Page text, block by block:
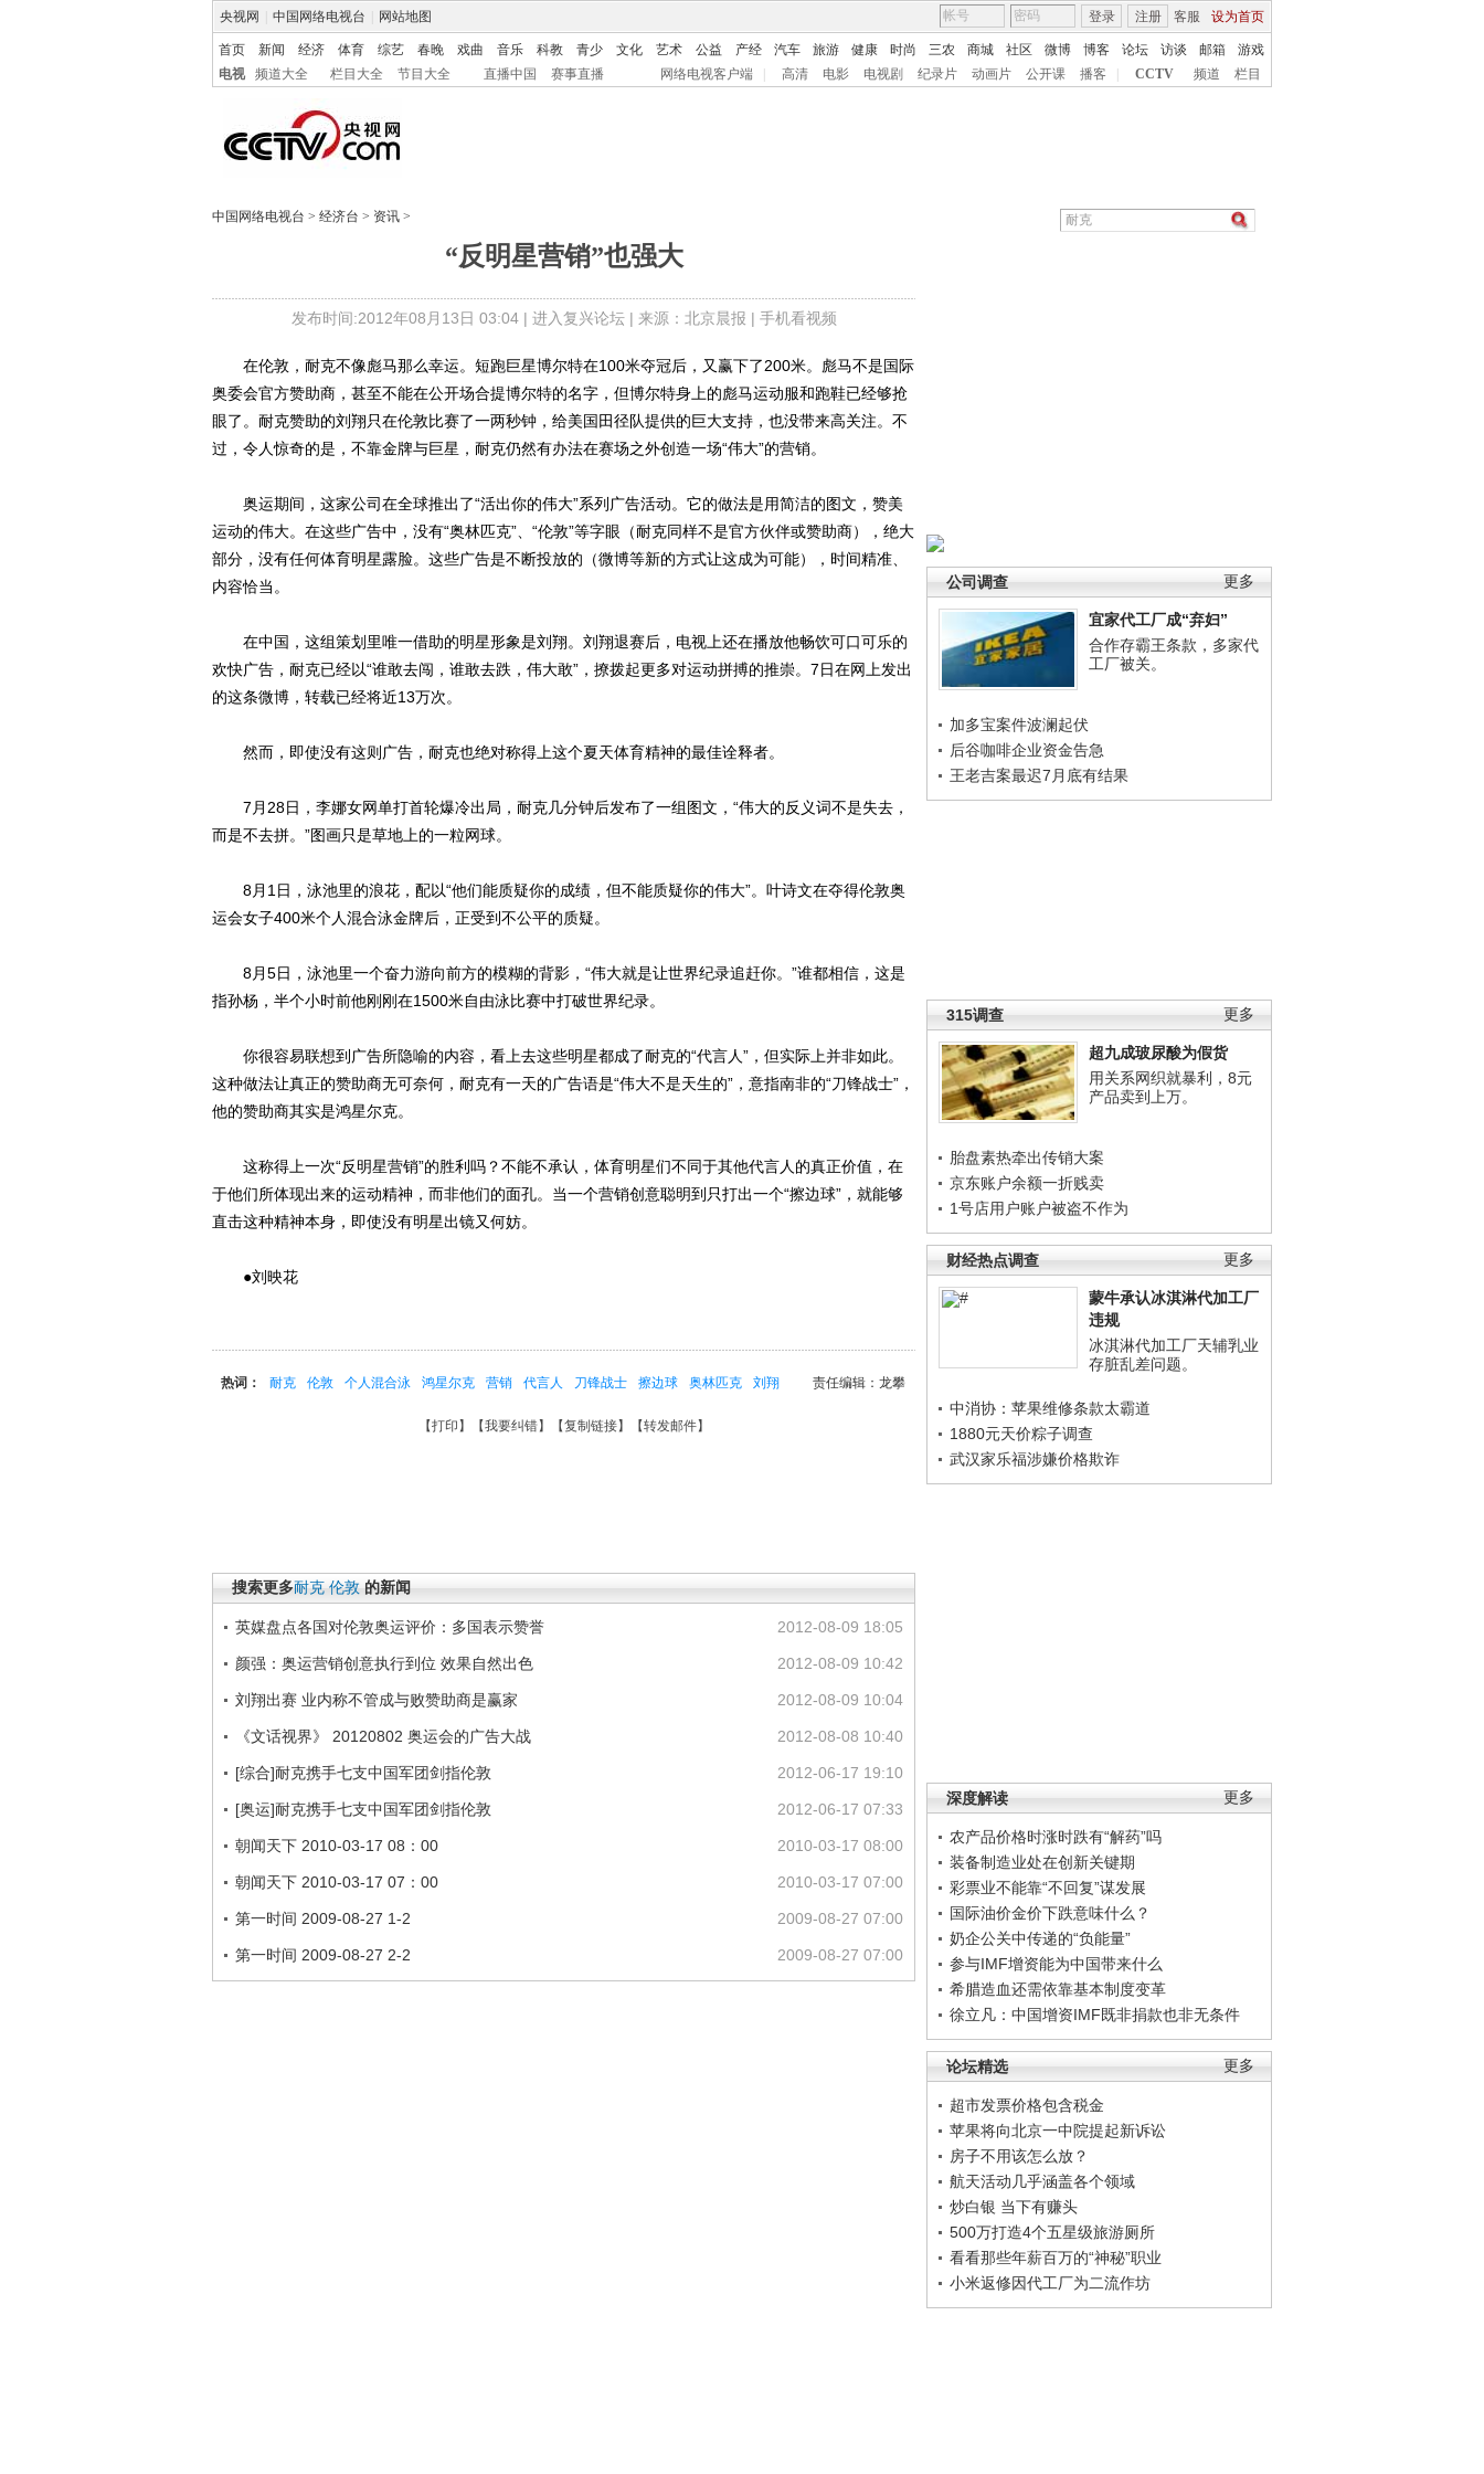
央视网 中国网络电视台 网站地图 客服 设为首页
登录 注册
首页 新闻 经济 体育 综艺 春晚 戏曲 音乐 科教 青少 文化 艺术 公益 产经 汽车 旅游 健康 时尚 三农 商城 社区 微博 博客 论坛 访谈 邮箱
游戏
电视
频道大全 栏目大全 节目大全 直播中国 赛事直播 网络电视客户端 高清 电影 电视剧 纪录片 动画片 公开课 播客 CCTV 频道 栏目
中国网络电视台 > 经济台 > 资讯 >
“反明星营销”也强大
发布时间:2012年08月13日 03:04 | 进入复兴论坛| 来源：北京晨报 | 手机看视频
更多
公司调查
宜家代工厂成“弃妇”
合作存霸王条款，多家代
工厂被关。
加多宝案件波澜起伏
后谷咖啡企业资金告急
王老吉案最迟7月底有结果
更多
315调查
超九成玻尿酸为假货
用关系网织就暴利，8元
产品卖到上万。
胎盘素热牵出传销大案
京东账户余额一折贱卖
1号店用户账户被盗不作为
更多
财经热点调查
蒙牛承认冰淇淋代加工厂
违规
冰淇淋代加工厂天辅乳业
存脏乱差问题。
中消协：苹果维修条款太霸道
1880元天价粽子调查
武汉家乐福涉嫌价格欺诈
更多
深度解读
农产品价格时涨时跌有“解药”吗
装备制造业处在创新关键期
彩票业不能靠“不回复”谋发展
国际油价金价下跌意味什么？
奶企公关中传递的“负能量”
参与IMF增资能为中国带来什么
希腊造血还需依靠基本制度变革
徐立凡：中国增资IMF既非捐款也非无条件
更多
论坛精选
超市发票价格包含税金
苹果将向北京一中院提起新诉讼
房子不用该怎么放？
航天活动几乎涵盖各个领域
炒白银 当下有赚头
500万打造4个五星级旅游厕所
看看那些年薪百万的“神秘”职业
小米返修因代工厂为二流作坊
在伦敦，耐克不像彪马那么幸运。短跑巨星博尔特在100米夺冠后，又赢下了200米。彪马不是国际
奥委会官方赞助商，甚至不能在公开场合提博尔特的名字，但博尔特身上的彪马运动服和跑鞋已经够抢
眼了。耐克赞助的刘翔只在伦敦比赛了一两秒钟，给美国田径队提供的巨大支持，也没带来高关注。不
过，令人惊奇的是，不靠金牌与巨星，耐克仍然有办法在赛场之外创造一场“伟大”的营销。
奥运期间，这家公司在全球推出了“活出你的伟大”系列广告活动。它的做法是用简洁的图文，赞美
运动的伟大。在这些广告中，没有“奥林匹克”、“伦敦”等字眼（耐克同样不是官方伙伴或赞助商），绝大
部分，没有任何体育明星露脸。这些广告是不断投放的（微博等新的方式让这成为可能），时间精准、
内容恰当。
在中国，这组策划里唯一借助的明星形象是刘翔。刘翔退赛后，电视上还在播放他畅饮可口可乐的
欢快广告，耐克已经以“谁敢去闯，谁敢去跌，伟大敢”，撩拨起更多对运动拼搏的推崇。7日在网上发出
的这条微博，转载已经将近13万次。
然而，即使没有这则广告，耐克也绝对称得上这个夏天体育精神的最佳诠释者。
7月28日，李娜女网单打首轮爆冷出局，耐克几分钟后发布了一组图文，“伟大的反义词不是失去，
而是不去拼。”图画只是草地上的一粒网球。
8月1日，泳池里的浪花，配以“他们能质疑你的成绩，但不能质疑你的伟大”。叶诗文在夺得伦敦奥
运会女子400米个人混合泳金牌后，正受到不公平的质疑。
8月5日，泳池里一个奋力游向前方的模糊的背影，“伟大就是让世界纪录追赶你。”谁都相信，这是
指孙杨，半个小时前他刚刚在1500米自由泳比赛中打破世界纪录。
你很容易联想到广告所隐喻的内容，看上去这些明星都成了耐克的“代言人”，但实际上并非如此。
这种做法让真正的赞助商无可奈何，耐克有一天的广告语是“伟大不是天生的”，意指南非的“刀锋战士”，
他的赞助商其实是鸿星尔克。
这称得上一次“反明星营销”的胜利吗？不能不承认，体育明星们不同于其他代言人的真正价值，在
于他们所体现出来的运动精神，而非他们的面孔。当一个营销创意聪明到只打出一个“擦边球”，就能够
直击这种精神本身，即使没有明星出镜又何妨。
●刘映花
责任编辑：龙攀
热词： 耐克 伦敦 个人混合泳 鸿星尔克 营销 代言人 刀锋战士 擦边球 奥林匹克 刘翔
【打印 】【我要纠错】【复制链接】【转发邮件】
搜索更多耐克 伦敦 的新闻
2012-08-09 18:05
英媒盘点各国对伦敦奥运评价：多国表示赞誉
2012-08-09 10:42
颜强：奥运营销创意执行到位 效果自然出色
2012-08-09 10:04
刘翔出赛 业内称不管成与败赞助商是赢家
2012-08-08 10:40
《文话视界》 20120802 奥运会的广告大战
2012-06-17 19:10
[综合]耐克携手七支中国军团剑指伦敦
2012-06-17 07:33
[奥运]耐克携手七支中国军团剑指伦敦
2010-03-17 08:00
朝闻天下 2010-03-17 08：00
2010-03-17 07:00
朝闻天下 2010-03-17 07：00
2009-08-27 07:00
第一时间 2009-08-27 1-2
2009-08-27 07:00
第一时间 2009-08-27 2-2